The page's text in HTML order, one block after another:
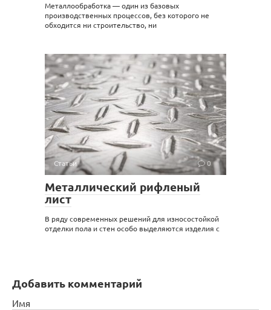
Металлообработка — один из базовых
производственных процессов, без которого не
обходится ни строительство, ни
Статьи 0
Металлический рифленый
лист
В ряду современных решений для износостойкой
отделки пола и стен особо выделяются изделия с
Добавить комментарий
Имя